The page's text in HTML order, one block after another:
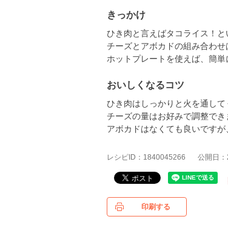
きっかけ
ひき肉と言えばタコライス！
チーズとアボカドの組み合わせ
ホットプレートを使えば、簡単
おいしくなるコツ
ひき肉はしっかりと火を通して
チーズの量はお好みで調整で
アボカドはなくても良いです
レシピID：1840045266 公開日
印刷する